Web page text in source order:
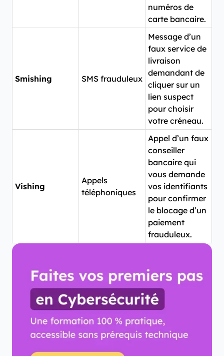
numéros de
carte bancaire.
Smishing SMS frauduleux
Message d’un
faux service de
livraison
demandant de
cliquer sur un
lien suspect
pour choisir
votre créneau.
Vishing
Appels
téléphoniques
Appel d’un faux
conseiller
bancaire qui
vous demande
vos identifiants
pour confirmer
le blocage d’un
paiement
frauduleux.